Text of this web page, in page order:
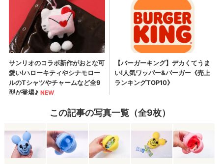
この記事の写真一覧（全9枚）